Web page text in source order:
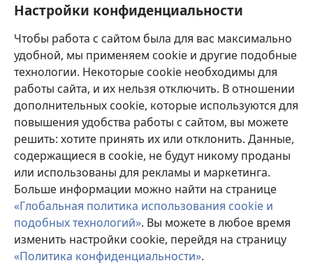
Настройки конфиденциальности
Чтобы работа с сайтом была для вас максимально
удобной, мы применяем cookie и другие подобные
технологии. Некоторые cookie необходимы для
работы сайта, и их нельзя отключить. В отношении
дополнительных cookie, которые используются для
повышения удобства работы с сайтом, вы можете
решить: хотите принять их или отклонить. Данные,
содержащиеся в cookie, не будут никому проданы
или использованы для рекламы и маркетинга.
Больше информации можно найти на странице
«Глобальная политика использования cookie и
подобных технологий». Вы можете в любое время
изменить настройки cookie, перейдя на страницу
«Политика конфиденциальности».
Пожертвования
в
новом
окне)
ОНЛАЙН-БИБЛИОТЕКА Сторожевой башни
(открывается
новом
окне)
JW Hub®
(открывается
в
новом
окне)
JW Library ®
Watchtower Library
Copyright© 2026 Watch Tower Bible and Tract Society of Pennsylvania.
УСЛОВИЯ ИСПОЛЬЗОВАНИЯ|ПОЛИТИКА
КОНФИДЕНЦИАЛЬНОСТИ|НАСТРОЙКИ
КОНФИДЕНЦИАЛЬНОСТИ